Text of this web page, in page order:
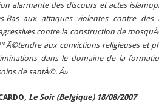
alarmante des discours et actes
Bas aux attaques violentes contre
contre la construction de
aux convictions religieuses et
dans le domaine de la
de santÃ©. Â»
Le Soir (Belgique) 18/08/2007